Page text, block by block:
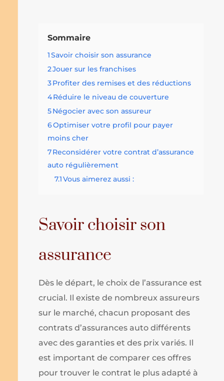
Sommaire
1Savoir choisir son assurance
2Jouer sur les franchises
3Profiter des remises et des réductions
4Réduire le niveau de couverture
5Négocier avec son assureur
6Optimiser votre profil pour payer
moins cher
7Reconsidérer votre contrat d’assurance
auto régulièrement
7.1Vous aimerez aussi :
Savoir choisir son
assurance
Dès le départ, le choix de l’assurance est
crucial. Il existe de nombreux assureurs
sur le marché, chacun proposant des
contrats d’assurances auto différents
avec des garanties et des prix variés. Il
est important de comparer ces offres
pour trouver le contrat le plus adapté à